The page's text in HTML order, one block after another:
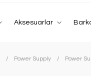
Aksesuarlar
Power Supply Power